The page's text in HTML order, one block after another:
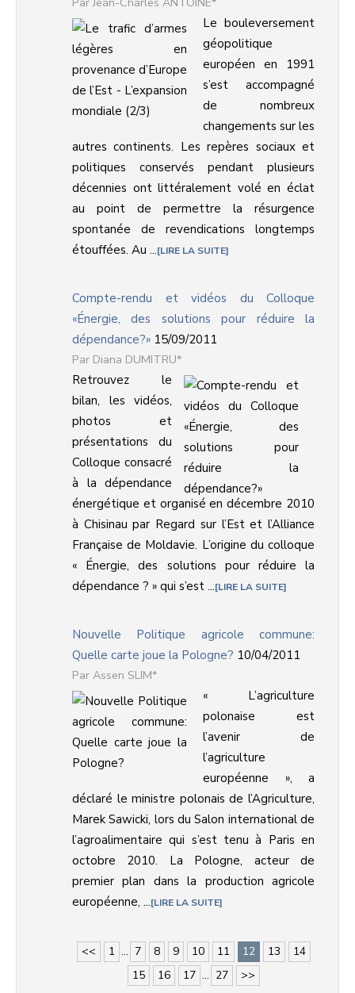
Le bouleversement
géopolitique
européen en 1991
s’est accompagné
de nombreux
changements sur les
autres continents. Les repères sociaux et
politiques conservés pendant plusieurs
décennies ont littéralement volé en éclat
au point de permettre la résurgence
spontanée de revendications longtemps
étouffées. Au ... LIRE LA SUITE
Compte-rendu et vidéos du Colloque
«Énergie, des solutions pour réduire la
dépendance?» 15/09/2011
Diana DUMITRU*
Retrouvez le
bilan, les vidéos,
photos et
présentations du
Colloque consacré
à la dépendance
énergétique et organisé en décembre 2010
à Chisinau par Regard sur l’Est et l’Alliance
Française de Moldavie. L’origine du colloque
« Énergie, des solutions pour réduire la
dépendance ? » qui s’est ... LIRE LA SUITE
Nouvelle Politique agricole commune:
Quelle carte joue la Pologne? 10/04/2011
Assen SLIM*
« L’agriculture
polonaise est
l’avenir de
l’agriculture
européenne », a
déclaré le ministre polonais de l’Agriculture,
Marek Sawicki, lors du Salon international de
l’agroalimentaire qui s’est tenu à Paris en
octobre 2010. La Pologne, acteur de
premier plan dans la production agricole
européenne, ... LIRE LA SUITE
<< 1 ... 7 8 9 10 11 12 13
14
15
16 17 ... 27 >>